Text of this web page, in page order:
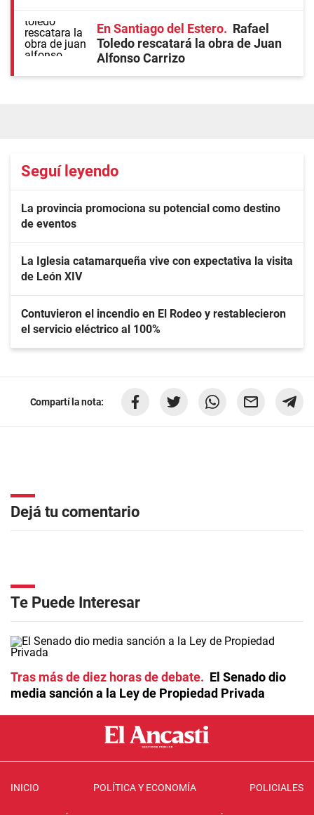
En Santiago del Estero
Rafael
Toledo rescatará la obra de Juan
Alfonso Carrizo
Seguí leyendo
La provincia promociona su potencial como destino
de eventos
La Iglesia catamarqueña vive con expectativa la visita
de León XIV
Contuvieron el incendio en El Rodeo y restablecieron
el servicio eléctrico al 100%
Compartí la nota:
Dejá tu comentario
Te Puede Interesar
Tras más de diez horas de debate
El Senado dio
media sanción a la Ley de Propiedad Privada
INICIO POLÍTICA Y ECONOMÍA POLICIALES